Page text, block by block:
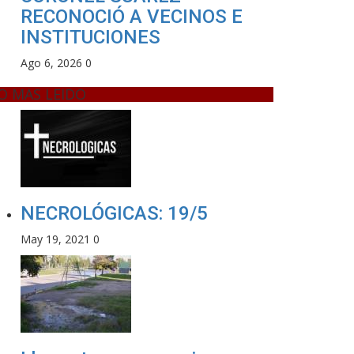
RECONOCIÓ A VECINOS E
INSTITUCIONES
Ago 6, 2026 0
MAS LEIDO
NECROLÓGICAS: 19/5
May 19, 2021 0